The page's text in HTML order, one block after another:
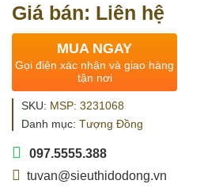
Giá bán: Liên hệ
MUA NGAY
Gọi điện xác nhận và giao hàng
tận nơi
SKU: MSP: 3231068
Danh mục: Tượng Đồng
097.5555.388
tuvan@sieuthidodong.vn